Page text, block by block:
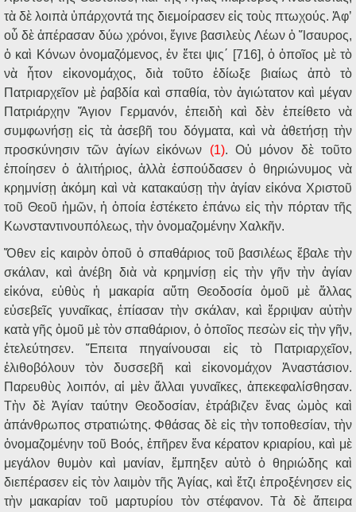
τὰ δὲ λοιπὰ ὑπάρχοντά της διεμοίρασεν εἰς τοὺς πτωχούς. Ἀφ’
οὗ δὲ ἀπέρασαν δύω χρόνοι, ἔγινε βασιλεὺς Λέων ὁ Ἴσαυρος,
ὁ καὶ Κόνων ὀνομαζόμενος, ἐν ἔτει ψις΄ [716], ὁ ὁποῖος μὲ τὸ
νὰ ἦτον εἰκονομάχος, διὰ τοῦτο ἐδίωξε βιαίως ἀπὸ τὸ
Πατριαρχεῖον μὲ ῥαβδία καὶ σπαθία, τὸν ἁγιώτατον καὶ μέγαν
Πατριάρχην Ἅγιον Γερμανόν, ἐπειδὴ καὶ δὲν ἐπείθετο νὰ
συμφωνήσῃ εἰς τὰ ἀσεβῆ του δόγματα, καὶ νὰ ἀθετήσῃ τὴν
προσκύνησιν τῶν ἁγίων εἰκόνων (1). Οὐ μόνον δὲ τοῦτο
ἐποίησεν ὁ ἀλιτήριος, ἀλλὰ ἐσπούδασεν ὁ θηριώνυμος νὰ
κρημνίσῃ ἀκόμη καὶ νὰ κατακαύσῃ τὴν ἁγίαν εἰκόνα Χριστοῦ
τοῦ Θεοῦ ἡμῶν, ἡ ὁποία ἐστέκετο ἐπάνω εἰς τὴν πόρταν τῆς
Κωνσταντινουπόλεως, τὴν ὀνομαζομένην Χαλκῆν.
Ὅθεν εἰς καιρὸν ὁποῦ ὁ σπαθάριος τοῦ βασιλέως ἔβαλε τὴν
σκάλαν, καὶ ἀνέβη διὰ νὰ κρημνίσῃ εἰς τὴν γῆν τὴν ἁγίαν
εἰκόνα, εὐθὺς ἡ μακαρία αὕτη Θεοδοσία ὁμοῦ μὲ ἄλλας
εὐσεβεῖς γυναῖκας, ἐπίασαν τὴν σκάλαν, καὶ ἔρριψαν αὐτὴν
κατὰ γῆς ὁμοῦ μὲ τὸν σπαθάριον, ὁ ὁποῖος πεσὼν εἰς τὴν γῆν,
ἐτελεύτησεν. Ἔπειτα πηγαίνουσαι εἰς τὸ Πατριαρχεῖον,
ἐλιθοβόλουν τὸν δυσσεβῆ καὶ εἰκονομάχον Ἀναστάσιον.
Παρευθὺς λοιπόν, αἱ μὲν ἄλλαι γυναῖκες, ἀπεκεφαλίσθησαν.
Τὴν δὲ Ἁγίαν ταύτην Θεοδοσίαν, ἐτράβιζεν ἕνας ὠμὸς καὶ
ἀπάνθρωπος στρατιώτης. Φθάσας δὲ εἰς τὴν τοποθεσίαν, τὴν
ὀνομαζομένην τοῦ Βοός, ἐπῆρεν ἕνα κέρατον κριαρίου, καὶ μὲ
μεγάλον θυμὸν καὶ μανίαν, ἔμπηξεν αὐτὸ ὁ θηριώδης καὶ
διεπέρασεν εἰς τὸν λαιμὸν τῆς Ἁγίας, καὶ ἔτζι ἐπροξένησεν εἰς
τὴν μακαρίαν τοῦ μαρτυρίου τὸν στέφανον. Τὰ δὲ ἄπειρα